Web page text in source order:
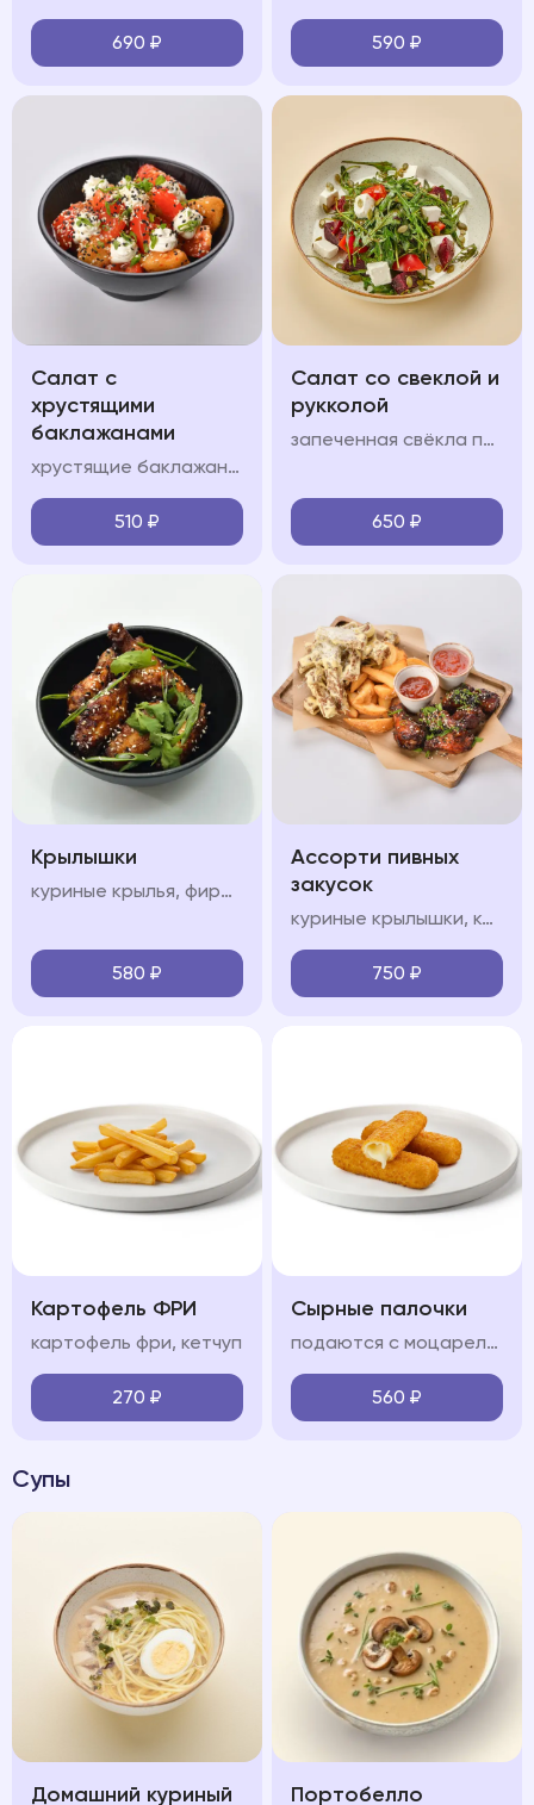
690 ₽ 590 ₽
Салат с
хрустящими
баклажанами
хрустящие баклажаны подаются с помидорами, сливочным сыром, пикантной заправкой, зеленым луком и кинзой
510 ₽
Салат со свеклой и
рукколой
запеченная свёкла подается с сыром фета, орехово-медовой заправкой и тыквенными семечками с добавлением руколы
650 ₽
Крылышки
куриные крылья, фирменный соус, кинза
580 ₽
Ассорти пивных
закусок
куриные крылышки, картофель спайс, чесночные гренки, кетчуп, соус сладкий чили
750 ₽
Картофель ФРИ
картофель фри, кетчуп
270 ₽
Сырные палочки
подаются с моцареллой и соусом сладкий чили
560 ₽
Супы
Домашний куриный Портобелло